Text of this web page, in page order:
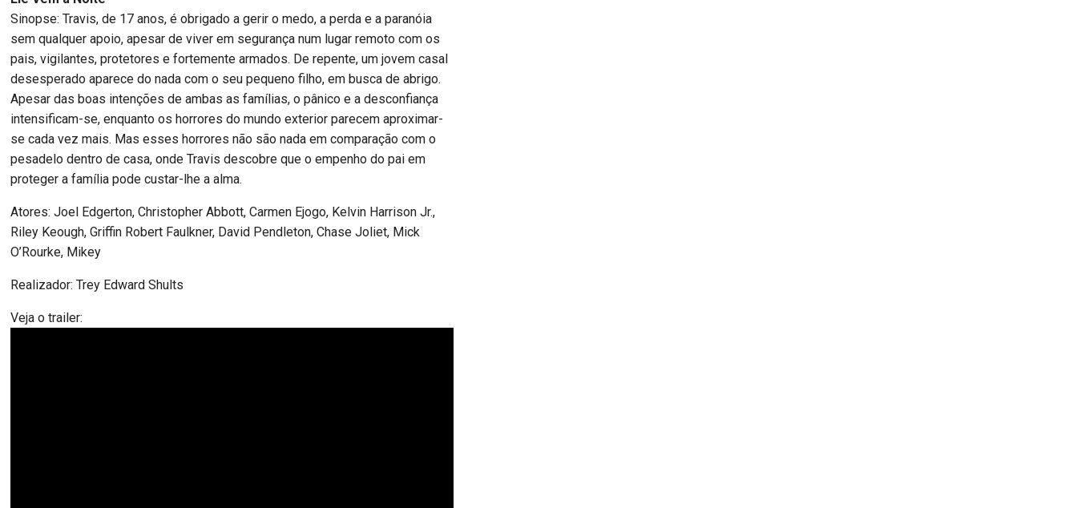
Sinopse: Travis, de 17 anos, é obrigado a gerir o medo, a perda e a paranóia
sem qualquer apoio, apesar de viver em segurança num lugar remoto com os
pais, vigilantes, protetores e fortemente armados. De repente, um jovem casal
desesperado aparece do nada com o seu pequeno filho, em busca de abrigo.
Apesar das boas intenções de ambas as famílias, o pânico e a desconfiança
intensificam-se, enquanto os horrores do mundo exterior parecem aproximar-
se cada vez mais. Mas esses horrores não são nada em comparação com o
pesadelo dentro de casa, onde Travis descobre que o empenho do pai em
proteger a família pode custar-lhe a alma.
Atores: Joel Edgerton, Christopher Abbott, Carmen Ejogo, Kelvin Harrison Jr.,
Riley Keough, Griffin Robert Faulkner, David Pendleton, Chase Joliet, Mick
O’Rourke, Mikey
Realizador: Trey Edward Shults
Veja o trailer: